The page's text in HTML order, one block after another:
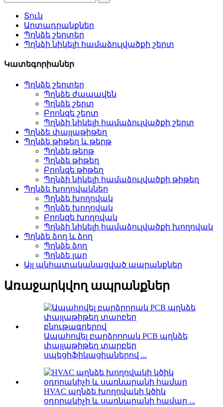
Տուն
Արտադրանքներ
Պղնձե շերտեր
Պղնձի նիկելի համաձուլվածքի շերտ
Կատեգորիաներ
Պղնձե շերտեր
Պղնձե ժապավեն
Պղնձե շերտ
Բրոնզե շերտ
Պղնձի նիկելի համաձուլվածքի շերտ
Պղնձե փայլաթիթեղ
Պղնձե թիթեղ և թերթ
Պղնձե թերթ
Պղնձե թիթեղ
Բրոնզե թիթեղ
Պղնձի նիկելի համաձուլվածքի թիթեղ
Պղնձե խողովակներ
Պղնձե խողովակ
Պղնձե խողովակ
Բրոնզե խողովակ
Պղնձի նիկելի համաձուլվածքի խողովակ
Պղնձե ձող և ձող
Պղնձե ձող
Պղնձե լար
Այլ անհատականացված ապրանքներ
Առաջարկվող ապրանքներ
Ապահովել բարձրորակ PCB պղնձե
փայլաթիթեղ տարբեր
սպեցիֆիկացիաներով ...
HVAC պղնձե խողովակի կծիկ
օդորակիչի և սառնարանի համար ...